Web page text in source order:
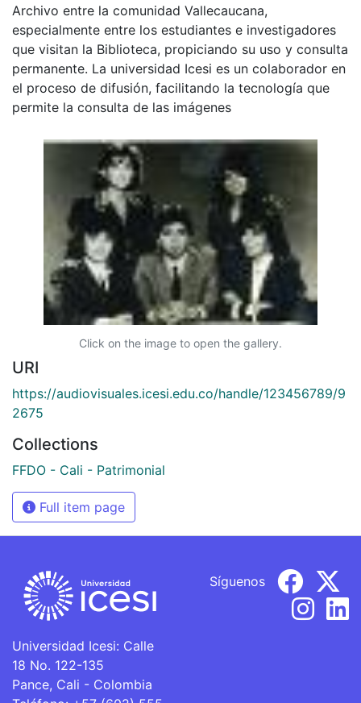
Archivo entre la comunidad Vallecaucana,
especialmente entre los estudiantes e investigadores
que visitan la Biblioteca, propiciando su uso y consulta
permanente. La universidad Icesi es un colaborador en
el proceso de difusión, facilitando la tecnología que
permite la consulta de las imágenes
Click on the image to open the gallery.
URI
https://audiovisuales.icesi.edu.co/handle/123456789/9
2675
Collections
FFDO - Cali - Patrimonial
Full item page
Universidad Icesi: Calle
18 No. 122-135
Pance, Cali - Colombia
Síguenos